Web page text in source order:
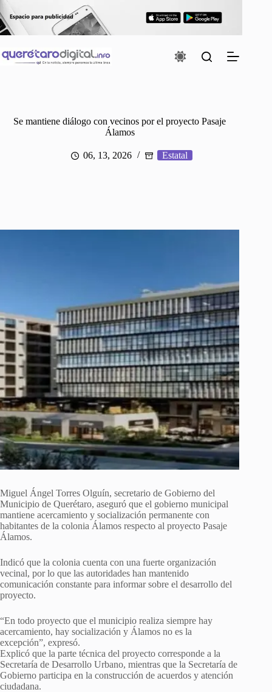
al
contenido
Se mantiene diálogo con vecinos por el proyecto Pasaje
Álamos
06, 13, 2026 Estatal
Miguel Ángel Torres Olguín, secretario de Gobierno del
Municipio de Querétaro, aseguró que el gobierno municipal
mantiene acercamiento y socialización permanente con
habitantes de la colonia Álamos respecto al proyecto Pasaje
Álamos.
Indicó que la colonia cuenta con una fuerte organización
vecinal, por lo que las autoridades han mantenido
comunicación constante para informar sobre el desarrollo del
proyecto.
“En todo proyecto que el municipio realiza siempre hay
acercamiento, hay socialización y Álamos no es la
excepción”, expresó.
Explicó que la parte técnica del proyecto corresponde a la
Secretaría de Desarrollo Urbano, mientras que la Secretaría de
Gobierno participa en la construcción de acuerdos y atención
ciudadana.